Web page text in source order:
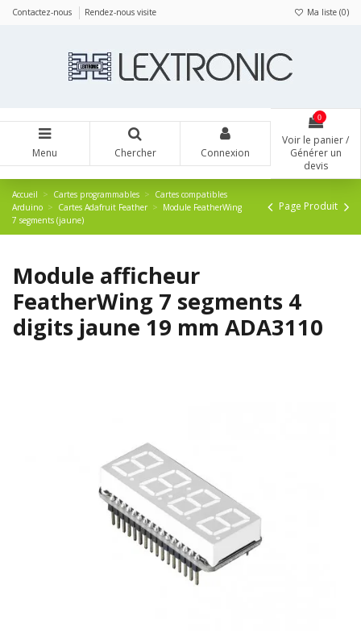
Contactez-nous Rendez-nous visite Ma liste (0)
Menu Chercher Connexion
0
Voir le panier /
Générer un
devis
Accueil Cartes programmables
Cartes compatibles
Arduino
Cartes Adafruit Feather
Module FeatherWing
7 segments (jaune)
Page Produit
Module afficheur
FeatherWing 7 segments 4
digits jaune 19 mm ADA3110
Panneau de gestion des cookies